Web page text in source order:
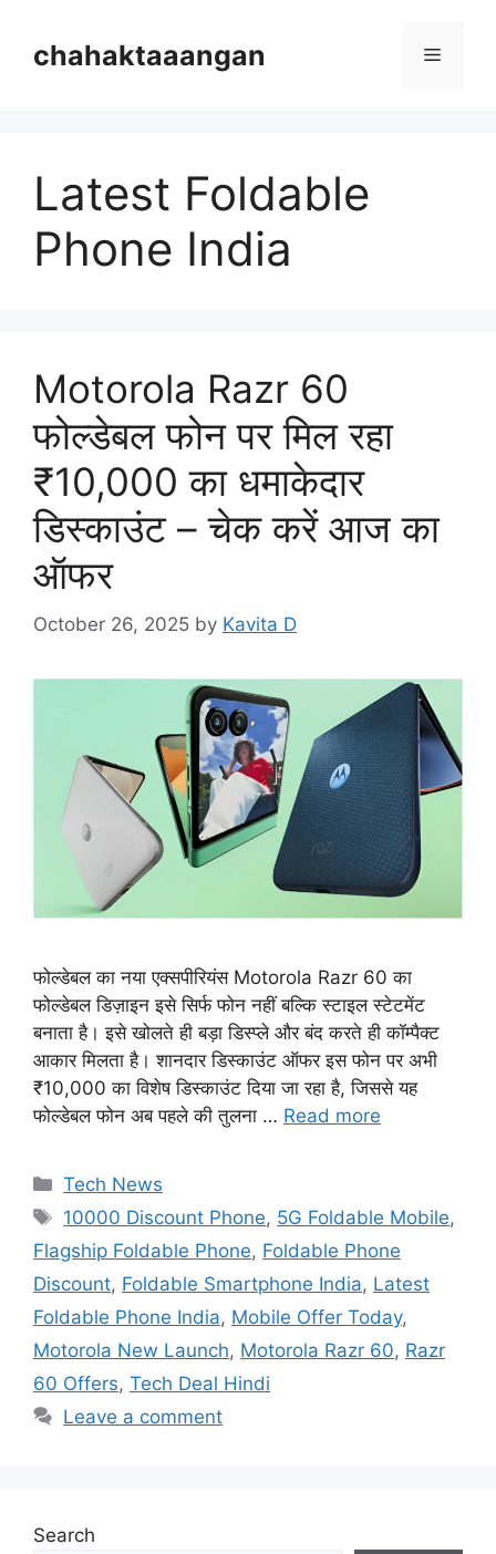
contentchahaktaaangan Menu
Latest Foldable
Phone India
Motorola Razr 60
फोल्डेबल फोन पर मिल रहा
₹10,000 का धमाकेदार
डिस्काउंट – चेक करें आज का
ऑफर
October 26, 2025 by Kavita D
फोल्डेबल का नया एक्सपीरियंस Motorola Razr 60 का
फोल्डेबल डिज़ाइन इसे सिर्फ फोन नहीं बल्कि स्टाइल स्टेटमेंट
बनाता है। इसे खोलते ही बड़ा डिस्प्ले और बंद करते ही कॉम्पैक्ट
आकार मिलता है। शानदार डिस्काउंट ऑफर इस फोन पर अभी
₹10,000 का विशेष डिस्काउंट दिया जा रहा है, जिससे यह
फोल्डेबल फोन अब पहले की तुलना … Read more
Categories
Tech News
Tags
10000 Discount Phone, 5G Foldable Mobile,
Flagship Foldable Phone, Foldable Phone
Discount, Foldable Smartphone India, Latest
Foldable Phone India, Mobile Offer Today,
Motorola New Launch, Motorola Razr 60, Razr
60 Offers, Tech Deal Hindi
Leave a comment
Search